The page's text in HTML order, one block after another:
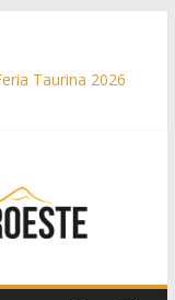
Taurina 2026
de las fiestas
a ayudas y